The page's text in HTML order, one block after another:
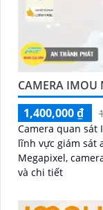
CAMERA IMOU
1,400,000 ₫
Camera quan sát
lĩnh vực giám sát an ninh. Với độ
Megapixel,
và chi tiết